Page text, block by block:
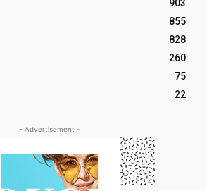
903
855
828
260
75
22
- Advertisement -